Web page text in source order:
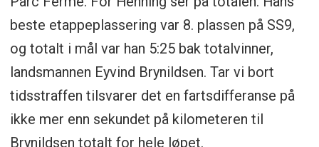
beste etappeplassering var 8. plassen på SS9,
og totalt i mål var han 5:25 bak totalvinner,
landsmannen Eyvind Brynildsen. Tar vi bort
tidsstraffen tilsvarer det en fartsdifferanse på
ikke mer enn sekundet på kilometeren til
Brynildsen totalt for hele løpet.